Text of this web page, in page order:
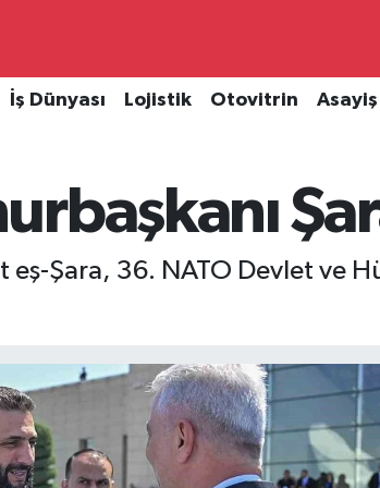
İş Dünyası Lojistik Otovitrin Asayiş
Şara, 36. NATO Devlet ve